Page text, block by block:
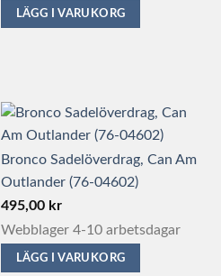
LÄGG I VARUKORG
Bronco Sadelöverdrag, Can Am
Outlander (76-04602)
495,00 kr
Webblager 4-10 arbetsdagar
LÄGG I VARUKORG